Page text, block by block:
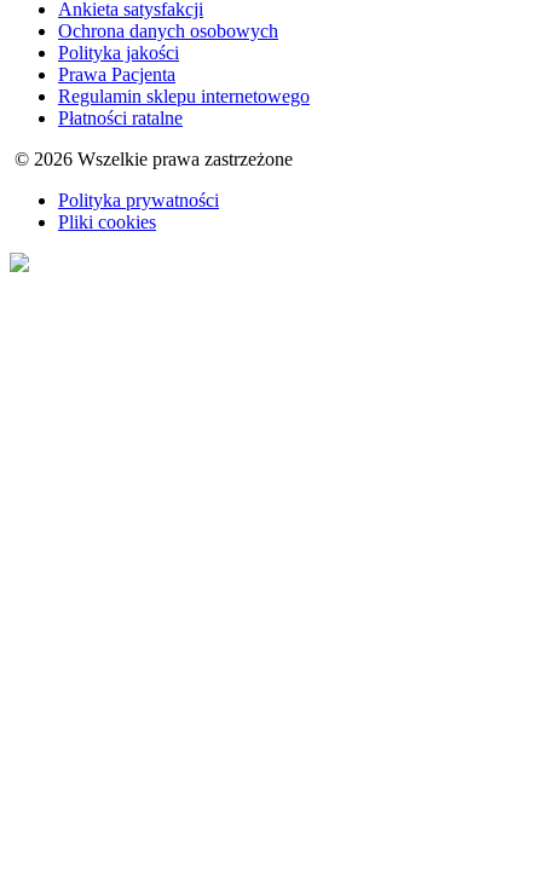
Ankieta satysfakcji
Ochrona danych osobowych
Polityka jakości
Prawa Pacjenta
Regulamin sklepu internetowego
Płatności ratalne
© 2026 Wszelkie prawa zastrzeżone
Polityka prywatności
Pliki cookies